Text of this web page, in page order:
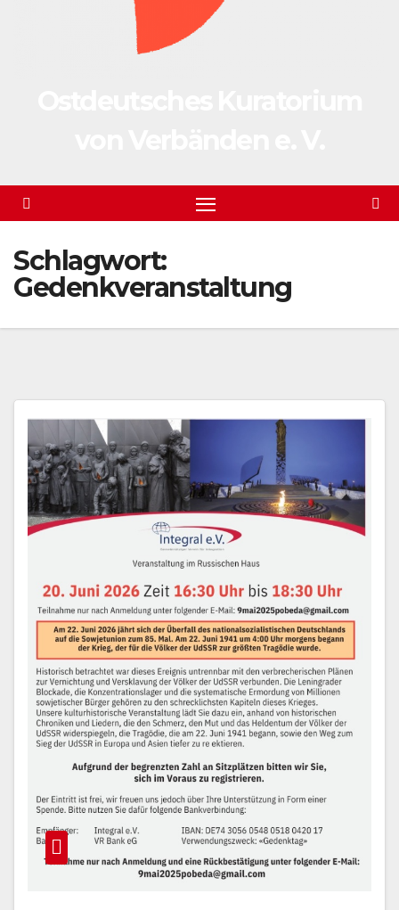
Schlagwort:
Gedenkveranstaltung